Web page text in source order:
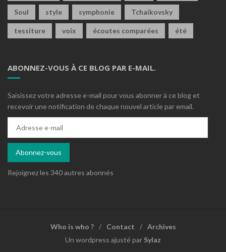
Soul style symphonie Tchaïkovsky
tessiture voix écoutes comparées été
ABONNEZ-VOUS À CE BLOG PAR E-MAIL.
Saisissez votre adresse e-mail pour vous abonner à ce blog et
recevoir une notification de chaque nouvel article par email.
mail
Abonnez-vous
Rejoignez les 340 autres abonnés
Who is who ? Contact
Archives
Un wordpress ajusté par Sylaz